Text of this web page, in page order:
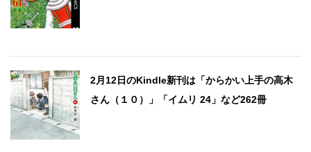
2月12日のKindle新刊は「からかい上手の高木
さん（１０）」「イムリ 24」など262冊